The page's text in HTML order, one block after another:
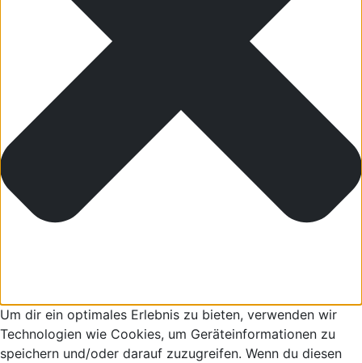
Um dir ein optimales Erlebnis zu bieten, verwenden wir
Technologien wie Cookies, um Geräteinformationen zu
speichern und/oder darauf zuzugreifen. Wenn du diesen